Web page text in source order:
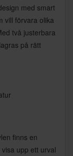
med smart
vill förvara olika
två justerbara
på rätt
finns en
upp ett urval